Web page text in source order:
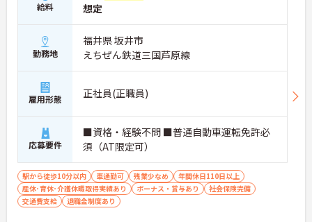
給料
想定
勤務地
福井県 坂井市
えちぜん鉄道三国芦原線
雇用形態 正社員(正職員)
応募要件
■資格・経験不問 ■普通自動車運転免許必
須（AT限定可）
駅から徒歩10分以内 車通勤可 残業少なめ
年間休日110日以上
産休･育休･介護休暇取得実績あり
ボーナス・賞与あり
社会保険完備
交通費支給
退職金制度あり